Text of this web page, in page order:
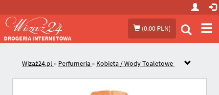
(0.00 PLN)
DROGERIA INTERNETOWA
Wizaż24.pl » Perfumeria » Kobieta / Wody Toaletowe